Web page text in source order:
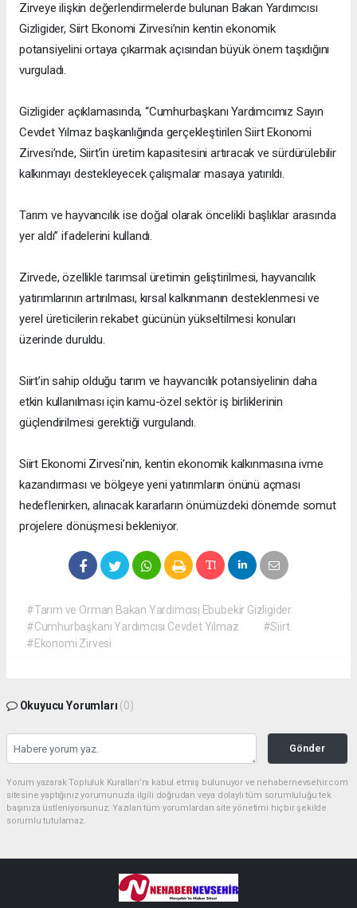
Zirveye ilişkin değerlendirmelerde bulunan Bakan Yardımcısı
Gizligider, Siirt Ekonomi Zirvesi’nin kentin ekonomik
potansiyelini ortaya çıkarmak açısından büyük önem taşıdığını
vurguladı.
Gizligider açıklamasında, “Cumhurbaşkanı Yardımcımız Sayın
Cevdet Yılmaz başkanlığında gerçekleştirilen Siirt Ekonomi
Zirvesi’nde, Siirt’in üretim kapasitesini artıracak ve sürdürülebilir
kalkınmayı destekleyecek çalışmalar masaya yatırıldı.
Tarım ve hayvancılık ise doğal olarak öncelikli başlıklar arasında
yer aldı” ifadelerini kullandı.
Zirvede, özellikle tarımsal üretimin geliştirilmesi, hayvancılık
yatırımlarının artırılması, kırsal kalkınmanın desteklenmesi ve
yerel üreticilerin rekabet gücünün yükseltilmesi konuları
üzerinde duruldu.
Siirt’in sahip olduğu tarım ve hayvancılık potansiyelinin daha
etkin kullanılması için kamu-özel sektör iş birliklerinin
güçlendirilmesi gerektiği vurgulandı.
Siirt Ekonomi Zirvesi’nin, kentin ekonomik kalkınmasına ivme
kazandırması ve bölgeye yeni yatırımların önünü açması
hedeflenirken, alınacak kararların önümüzdeki dönemde somut
projelere dönüşmesi bekleniyor.
#Tarım ve Orman Bakan Yardımcısı Ebubekir Gizligider
#Cumhurbaşkanı Yardımcısı Cevdet Yılmaz
#Siirt
#Ekonomi Zirvesi
Okuyucu Yorumları (0)
Gönder
Yorum yazarak Topluluk Kuralları’nı kabul etmiş bulunuyor ve nehabernevsehir.com
sitesine yaptığınız yorumunuzla ilgili doğrudan veya dolaylı tüm sorumluluğu tek
başınıza üstleniyorsunuz. Yazılan tüm yorumlardan site yönetimi hiçbir şekilde
sorumlu tutulamaz.